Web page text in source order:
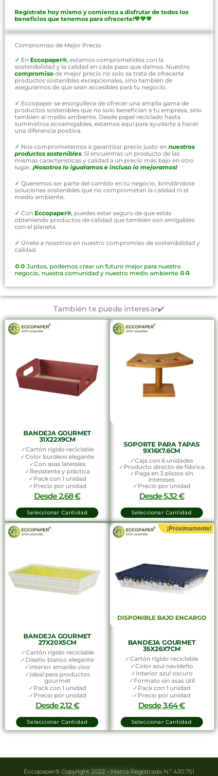
Regístrate hoy mismo y comienza a disfrutar de todos los
beneficios que tenemos para ofrecerte!💚💚💚
Compromiso de Mejor Precio
✓ En Eccopaper®, estamos comprometidos con la
sostenibilidad y la calidad en cada paso que damos. Nuestro
compromiso de mejor precio no solo se trata de ofrecerte
productos sostenibles excepcionales, sino también de
asegurarnos de que sean accesibles para tu negocio.
✓ Eccopaper se enorgullece de ofrecer una amplia gama de
productos sostenibles que no solo benefician a tu empresa, sino
también al medio ambiente. Desde papel reciclado hasta
suministros ecoamigables, estamos aquí para ayudarte a hacer
una diferencia positiva.
✓ Nos comprometemos a garantizar precio justo en nuestros
productos sostenibles. Si encuentras un producto de las
mismas características y calidad a un precio más bajo en otro
lugar, ¡Nosotros lo igualamos e incluso lo mejoramos!
✓ Queremos ser parte del cambio en tu negocio, brindándote
soluciones sostenibles que no comprometan la calidad ni el
medio ambiente.
✓ Con Eccopaper®, puedes estar seguro de que estás
obteniendo productos de calidad que también son amigables
con el planeta.
✓ Únete a nosotros en nuestro compromiso de sostenibilidad y
calidad.
♻️♻️ Juntos, podemos crear un futuro mejor para nuestro
negocio, nuestra comunidad y nuestro medio ambiente ♻️♻️
También te puede interesar✔️
BANDEJA GOURMET
31X22X9CM
✓Cartón rígido reciclable
✓Color burdeos elegante
✓Con asas laterales
✓Resistente y práctica
✓Pack con 1 unidad
✓Precio por unidad
Desde2,68€
Seleccionar Cantidad
SOPORTE PARA TAPAS
9X16X7.6CM
✓Caja con 6 unidades
✓Producto directo de fábrica
✓Paga en 3 plazos sin
intereses
✓Precio por unidad
Desde5,32€
Seleccionar Cantidad
BANDEJA GOURMET
27X20X5CM
✓Cartón rígido reciclable
✓Diseño blanco elegante
✓Interior amarillo vivo
✓Ideal para productos
gourmet
✓Pack con 1 unidad
✓Precio por unidad
Desde2,12€
Seleccionar Cantidad
¡Proximamente!
DISPONIBLE BAJO ENCARGO
BANDEJA GOURMET
35X26X7CM
✓Cartón rígido reciclable
✓Color azul navideño
✓Interior azul oscuro
✓Formato sin asas útil
✓Pack con 1 unidad
✓Precio por unidad
Desde3,64€
Seleccionar Cantidad
Eccopaper® Copyright 2022 – Marca Registrada N.º 430.751